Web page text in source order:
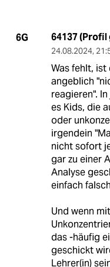
6G 64137
24.08.2024,
Was fehlt,
angeblich
reagieren".
es Kids, die
oder
irgendein
nicht sofort
gar zu einer
Analyse
einfach
Und wenn
das -häufig
geschickt
Lehrer(in)